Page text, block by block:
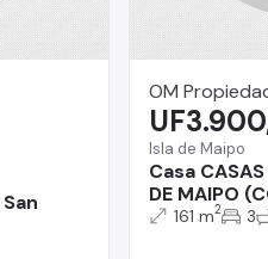
OM
Isla de Maipo
Casa CASAS
DE MAIPO
161 m2 3